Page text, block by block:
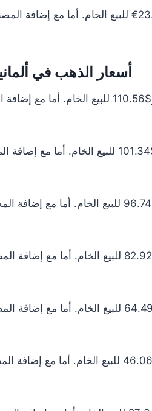
أسعار الذهب في